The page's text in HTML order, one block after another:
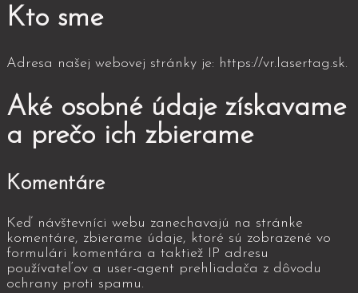
Kto sme
Adresa našej webovej stránky je: https://vr.lasertag.sk.
Aké osobné údaje získavame
a prečo ich zbierame
Komentáre
Keď návštevníci webu zanechavajú na stránke
komentáre, zbierame údaje, ktoré sú zobrazené vo
formulári komentára a taktiež IP adresu
používateľov a user-agent prehliadača z dôvodu
ochrany proti spamu.